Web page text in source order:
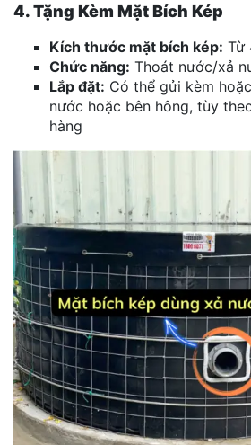
4. Tặng Kèm Mặt Bích Kép
Kích thước mặt bích kép: Từ
Chức năng: Thoát nước/xả
Lắp đặt: Có thể gửi kèm
nước hoặc bên hông, tùy
hàng